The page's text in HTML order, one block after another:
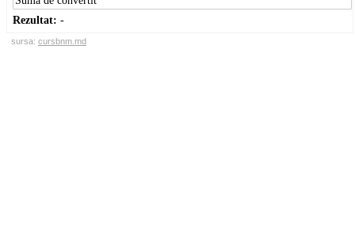
Rezultat: -
sursa: cursbnm.md